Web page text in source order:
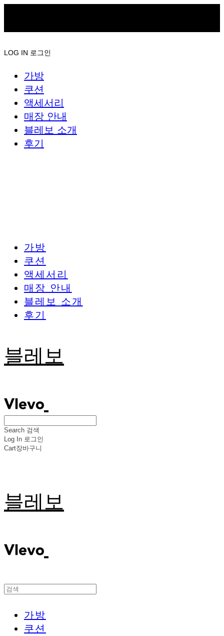
LOG IN 로그인
가방
쿠션
액세서리
매장 안내
블레보 소개
후기
가방
쿠션
액세서리
매장 안내
블레보 소개
후기
블레보
Search 검색
Log In 로그인
Cart장바구니
블레보
가방
쿠션